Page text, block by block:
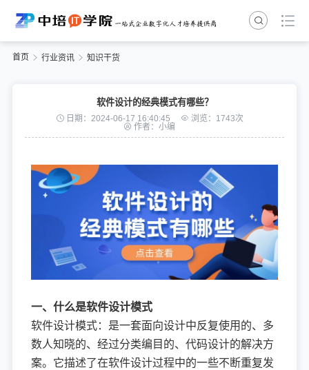
首页 行业资讯 知识干货
软件设计的经典模式有哪些？
日期：2024-06-17 16:40:45
浏览：1743次
作者：小编
一、什么是软件设计模式
软件设计模式：是一套面向设计中反复使用的、多
数人知晓的、经过分类编目的、代码设计的解决方
案。它描述了在软件设计过程中的一些不断重复发